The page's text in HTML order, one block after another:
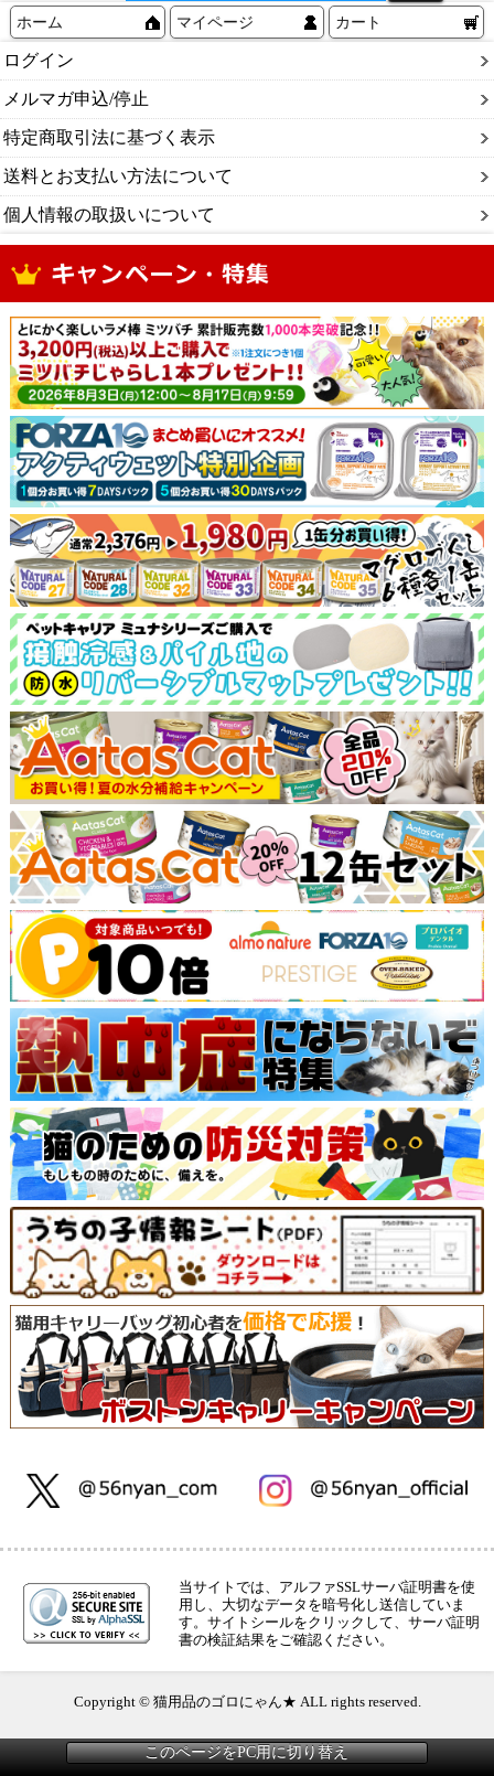
ホーム マイページ カート
ログイン
メルマガ申込/停止
特定商取引法に基づく表示
送料とお支払い方法について
個人情報の取扱いについて
当サイトでは、アルファSSLサーバ証明書を使
用し、大切なデータを暗号化し送信していま
す。サイトシールをクリックして、サーバ証明
書の検証結果をご確認ください。
Copyright © 猫用品のゴロにゃん★ ALL rights reserved.
このページをPC用に切り替え